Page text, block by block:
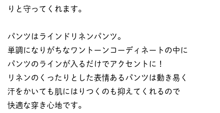
りと守ってくれます。
パンツはラインドリネンパンツ。
単調になりがちなワントーンコーディネートの中に
パンツのラインが入るだけでアクセントに！
リネンのくったりとした表情あるパンツは動き易く
汗をかいても肌にはりつくのも抑えてくれるので
快適な穿き心地です。